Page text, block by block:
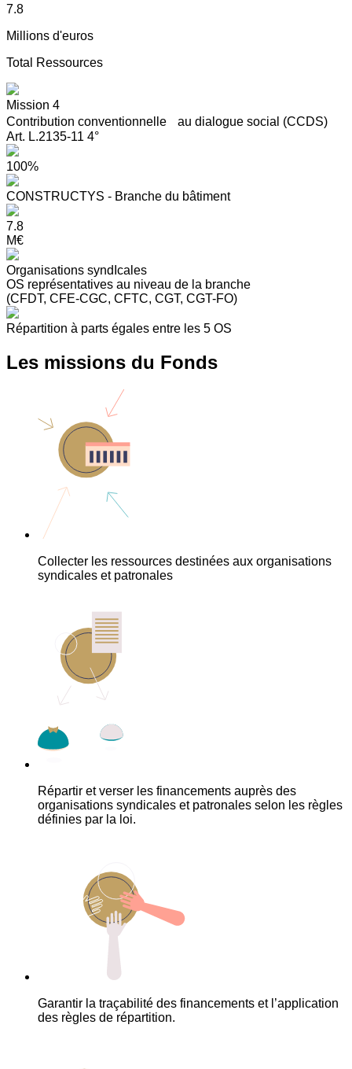
7.8
Millions d'euros
Total Ressources
Mission 4
Contribution conventionnelle au dialogue social (CCDS)
Art. L.2135-11 4°
100%
CONSTRUCTYS - Branche du bâtiment
7.8
M€
Organisations syndIcales
OS représentatives au niveau de la branche
(CFDT, CFE-CGC, CFTC, CGT, CGT-FO)
Répartition à parts égales entre les 5 OS
Les missions du Fonds
Collecter les ressources destinées aux organisations
syndicales et patronales
Répartir et verser les financements auprès des
organisations syndicales et patronales selon les règles
définies par la loi.
Garantir la traçabilité des financements et l’application
des règles de répartition.